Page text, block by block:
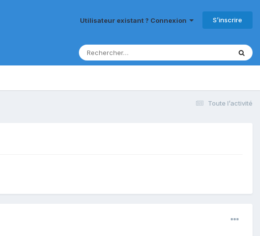
Utilisateur existant ? Connexion S’inscrire
Toute l’activité